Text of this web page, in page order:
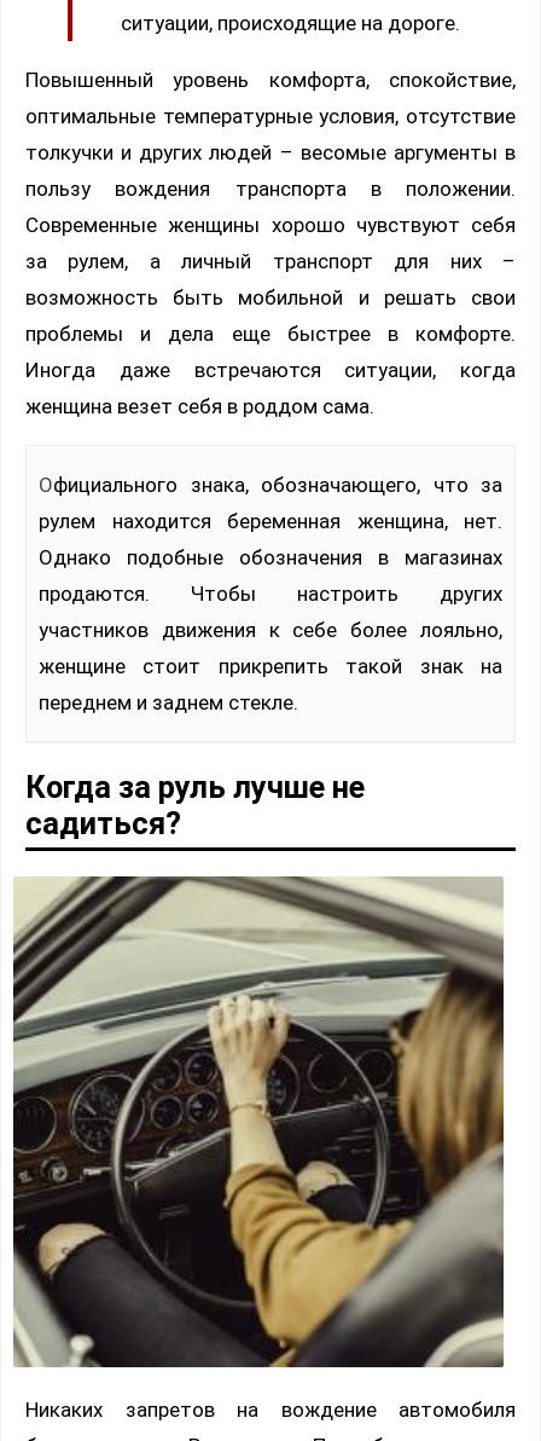
ситуации, происходящие на дороге.
Повышенный уровень комфорта, спокойствие,
оптимальные температурные условия, отсутствие
толкучки и других людей – весомые аргументы в
пользу вождения транспорта в положении.
Современные женщины хорошо чувствуют себя
за рулем, а личный транспорт для них –
возможность быть мобильной и решать свои
проблемы и дела еще быстрее в комфорте.
Иногда даже встречаются ситуации, когда
женщина везет себя в роддом сама.
Официального знака, обозначающего, что за
рулем находится беременная женщина, нет.
Однако подобные обозначения в магазинах
продаются. Чтобы настроить других
участников движения к себе более лояльно,
женщине стоит прикрепить такой знак на
переднем и заднем стекле.
Когда за руль лучше не
садиться?
Никаких запретов на вождение автомобиля